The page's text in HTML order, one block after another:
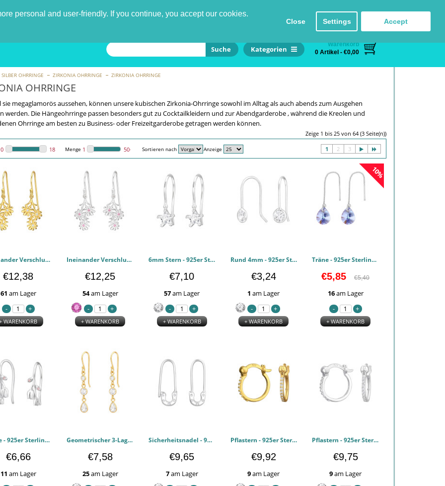
personal and user-friendly. If you continue, you accept our cookies.
Close Settings Accept
Sprache
Suche Kategorien
Warenkorb
0 Artikel - €0,00
SILBER OHRRINGE ZIRKONIA OHRRINGE ZIRKONIA OHRRINGE
OHRRINGE
megaglamorös aussehen, können unsere kubischen Zirkonia-Ohrringe sowohl im Alltag als auch abends zum Ausgehen
werden. Die Hängeohrringe passen besonders gut zu Cocktailkleidern und zur Abendgarderobe , während die Kreolen und
Ohrringe am besten zu Business- oder Freizeitgarderobe getragen werden können.
Zeige 1 bis 25 von 64 (3 Seite(n))
Menge Sortieren nach Anzeige 1 2 3
Ineinander Verschlungene Gänseblümchen - 925er Sterling Silber Zirkonia Ohrringe PCJW50066
€12,38
61 am Lager
WARENKORB
Ineinander Verschlungene Gänseblümchen - 925er Sterling Silber Zirkonia Ohrringe PCJW50065
€12,25
54am Lager
+ WARENKORB
6mm Stern - 925er Sterling Silber Zirkonia Ohrringe PCJW49925
€7,10
57am Lager
+ WARENKORB
Rund 4mm - 925er Sterling Silber Zirkonia Ohrringe PCJW49586
€3,24
1 am Lager
+ WARENKORB
10%
Träne - 925er Sterling Silber Zirkonia Ohrringe PCJW49393
€5,85 €5,40
16am Lager
+ WARENKORB
Tulpe - 925er Sterling Silber Zirkonia Ohrringe PCJW49210
€6,66
11 am Lager
Geometrischer 3-Lagen-Anhänger - 925er Sterling Silber Zirkonia Ohrringe PCJW48263
€7,58
25am Lager
Sicherheitsnadel - 925er Sterling Silber Zirkonia Ohrringe PCJW47991
€9,65
7am Lager
Pflastern - 925er Sterling Silber Ohrreif PCJW47537
€9,92
9am Lager
Pflastern - 925er Sterling Silber Ohrreif PCJW47536
€9,75
9am Lager